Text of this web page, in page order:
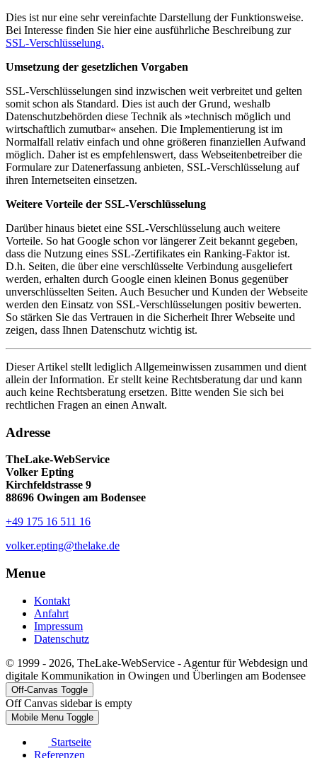
Dies ist nur eine sehr vereinfachte Darstellung der Funktionsweise.
Bei Interesse finden Sie hier eine ausführliche Beschreibung zur
SSL-Verschlüsselung.
Umsetzung der gesetzlichen Vorgaben
SSL-Verschlüsselungen sind inzwischen weit verbreitet und gelten
somit schon als Standard. Dies ist auch der Grund, weshalb
Datenschutzbehörden diese Technik als »technisch möglich und
wirtschaftlich zumutbar« ansehen. Die Implementierung ist im
Normalfall relativ einfach und ohne größeren finanziellen Aufwand
möglich. Daher ist es empfehlenswert, dass Webseitenbetreiber die
Formulare zur Datenerfassung anbieten, SSL-Verschlüsselung auf
ihren Internetseiten einsetzen.
Weitere Vorteile der SSL-Verschlüsselung
Darüber hinaus bietet eine SSL-Verschlüsselung auch weitere
Vorteile. So hat Google schon vor längerer Zeit bekannt gegeben,
dass die Nutzung eines SSL-Zertifikates ein Ranking-Faktor ist.
D.h. Seiten, die über eine verschlüsselte Verbindung ausgeliefert
werden, erhalten durch Google einen kleinen Bonus gegenüber
unverschlüsselten Seiten. Auch Besucher und Kunden der Webseite
werden den Einsatz von SSL-Verschlüsselungen positiv bewerten.
So stärken Sie das Vertrauen in die Sicherheit Ihrer Webseite und
zeigen, dass Ihnen Datenschutz wichtig ist.
Dieser Artikel stellt lediglich Allgemeinwissen zusammen und dient
allein der Information. Er stellt keine Rechtsberatung dar und kann
auch keine Rechtsberatung ersetzen. Bitte wenden Sie sich bei
rechtlichen Fragen an einen Anwalt.
Adresse
TheLake-WebService
Volker Epting
Kirchfeldstrasse 9
88696 Owingen am Bodensee
+49 175 16 511 16
volker.epting@thelake.de
Menue
Kontakt
Anfahrt
Impressum
Datenschutz
© 1999 - 2026, TheLake-WebService - Agentur für Webdesign und
digitale Kommunikation in Owingen und Überlingen am Bodensee
Off-Canvas Toggle
Off Canvas sidebar is empty
Mobile Menu Toggle
Startseite
Referenzen